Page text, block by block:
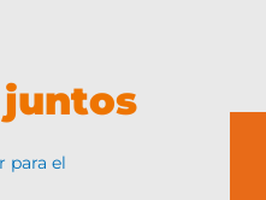
juntos
para el